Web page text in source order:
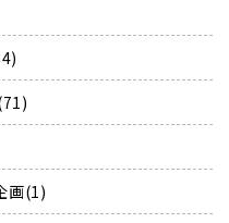
画(1)